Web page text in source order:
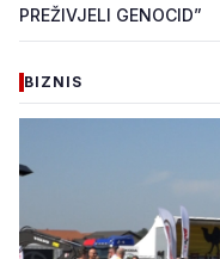
PREŽIVJELI GENOCID”
BIZNIS